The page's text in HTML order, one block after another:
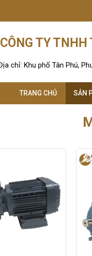
CÔNG TY TNHH
chỉ: Khu phố Tân Phú,
TRANG CHỦ SẢN